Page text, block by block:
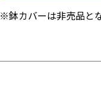
※鉢カバーは非売品と